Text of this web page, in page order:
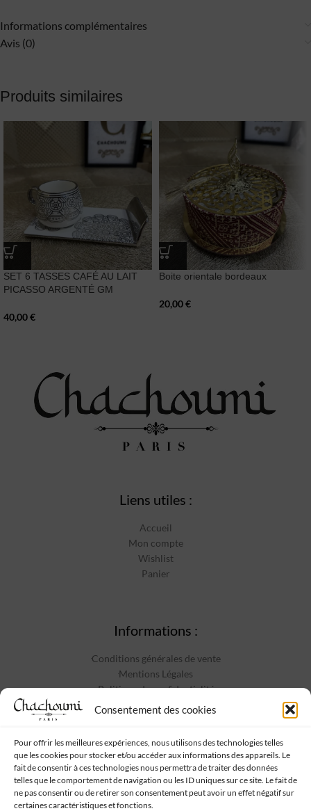
Consentement des cookies
Pour offrir les meilleures expériences, nous utilisons des technologies telles
que les cookies pour stocker et/ou accéder aux informations des appareils. Le
fait de consentir à ces technologies nous permettra de traiter des données
telles que le comportement de navigation ou les ID uniques sur ce site. Le fait de
ne pas consentir ou de retirer son consentement peut avoir un effet négatif sur
certaines caractéristiques et fonctions.
Informations complémentaires
Avis (0)
Produits similaires
SET 6 TASSES CAFÉ AU LAIT
PICASSO ARGENTÉ GM
40,00€
Boite orientale bordeaux
20,00€
Liens utiles :
Accueil
Mon compte
Wishlist
Panier
Informations :
Conditions générales de vente
Mentions Légales
Politique de confidentialité
Contact
Suivez-nous :